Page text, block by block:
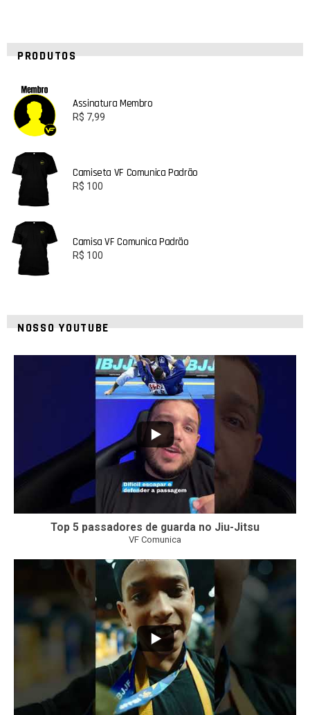
PRODUTOS
Assinatura Membro
R$ 7,99
Camiseta VF Comunica Padrão
R$ 100
Camisa VF Comunica Padrão
R$ 100
NOSSO YOUTUBE
Top 5 passadores de guarda no Jiu-Jitsu
VF Comunica